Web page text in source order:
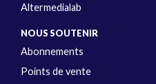
Altermedialab
NOUS SOUTENIR
Abonnements
Points de vente